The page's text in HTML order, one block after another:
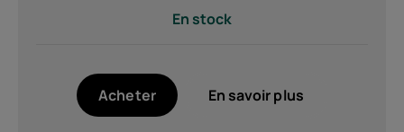
En stock
Acheter En savoir plus